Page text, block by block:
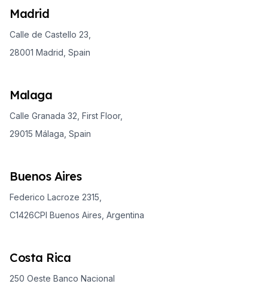
Madrid
Calle de Castello 23,
28001 Madrid, Spain
Malaga
Calle Granada 32, First Floor,
29015 Málaga, Spain
Buenos Aires
Federico Lacroze 2315,
C1426CPI Buenos Aires, Argentina
Costa Rica
250 Oeste Banco Nacional